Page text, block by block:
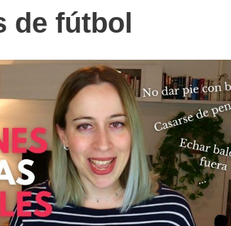
de fútbol